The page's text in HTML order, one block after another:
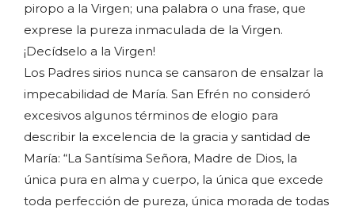
piropo a la Virgen; una palabra o una frase, que
exprese la pureza inmaculada de la Virgen.
¡Decídselo a la Virgen!
Los Padres sirios nunca se cansaron de ensalzar la
impecabilidad de María. San Efrén no consideró
excesivos algunos términos de elogio para
describir la excelencia de la gracia y santidad de
María: “La Santísima Señora, Madre de Dios, la
única pura en alma y cuerpo, la única que excede
toda perfección de pureza, única morada de todas